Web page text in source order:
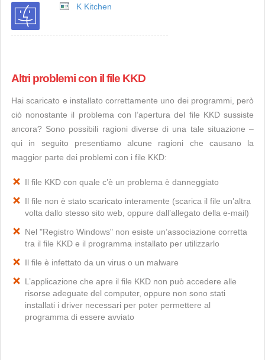
K Kitchen
Altri problemi con il file KKD
Hai scaricato e installato correttamente uno dei programmi, però
ciò nonostante il problema con l’apertura del file KKD sussiste
ancora? Sono possibili ragioni diverse di una tale situazione –
qui in seguito presentiamo alcune ragioni che causano la
maggior parte dei problemi con i file KKD:
Il file KKD con quale c’è un problema è danneggiato
Il file non è stato scaricato interamente (scarica il file un’altra
volta dallo stesso sito web, oppure dall’allegato della e-mail)
Nel "Registro Windows" non esiste un’associazione corretta
tra il file KKD e il programma installato per utilizzarlo
Il file è infettato da un virus o un malware
L’applicazione che apre il file KKD non può accedere alle
risorse adeguate del computer, oppure non sono stati
installati i driver necessari per poter permettere al
programma di essere avviato